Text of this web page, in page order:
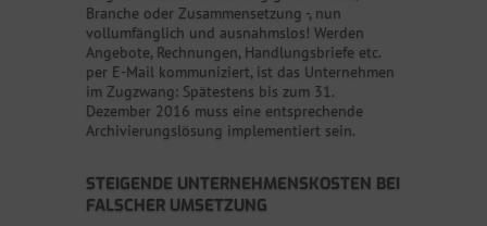
Branche oder Zusammensetzung -, nun
vollumfänglich und ausnahmslos! Werden
Angebote, Rechnungen, Handlungsbriefe etc.
per E-Mail kommuniziert, ist das Unternehmen
im Zugzwang: Spätestens bis zum 31.
Dezember 2016 muss eine entsprechende
Archivierungslösung implementiert sein.
STEIGENDE UNTERNEHMENSKOSTEN BEI
FALSCHER UMSETZUNG